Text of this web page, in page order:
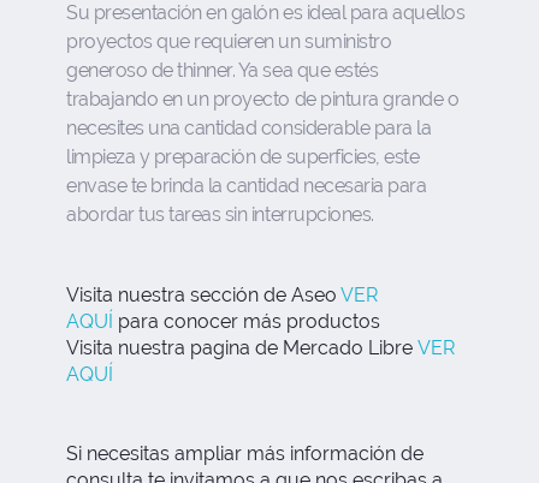
Su presentación en galón es ideal para aquellos
proyectos que requieren un suministro
generoso de thinner. Ya sea que estés
trabajando en un proyecto de pintura grande o
necesites una cantidad considerable para la
limpieza y preparación de superficies, este
envase te brinda la cantidad necesaria para
abordar tus tareas sin interrupciones.
Visita nuestra sección de Aseo VER
AQUÍ para conocer más productos
Visita nuestra pagina de Mercado Libre VER
AQUÍ
Si necesitas ampliar más información de